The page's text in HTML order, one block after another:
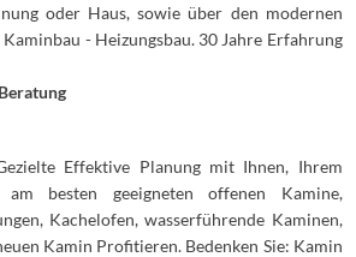
oder Haus, sowie über den modernen
- Heizungsbau. 30 Jahre Erfahrung
Effektive Planung mit Ihnen, Ihrem
besten geeigneten offenen Kamine,
Kachelofen, wasserführende Kaminen,
Kamin Profitieren. Bedenken Sie: Kamin